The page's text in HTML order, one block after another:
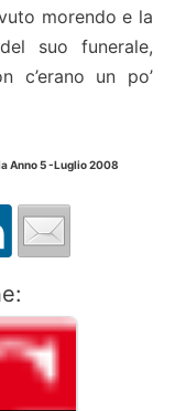
morendo e la
suo funerale,
c’erano un po’
Anno 5 -Luglio 2008